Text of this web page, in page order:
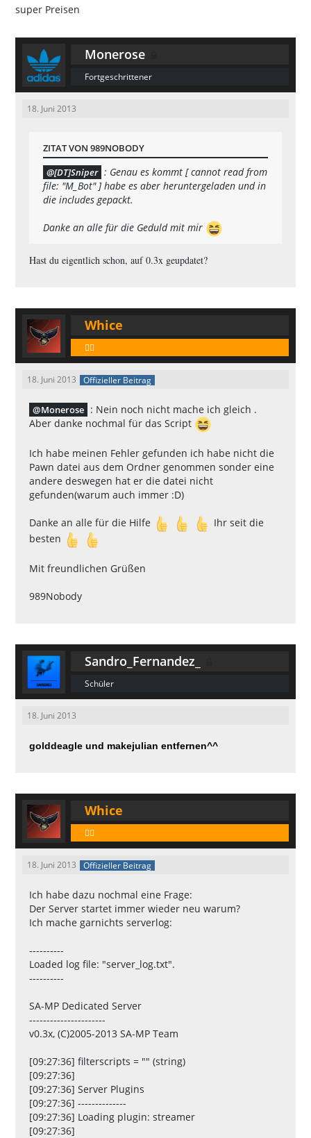
Monerose
Fortgeschrittener
18. Juni 2013
ZITAT VON 989NOBODY
[DT]Sniper : Genau es kommt [ cannot read from
file: "M_Bot" ] habe es aber heruntergeladen und in
die includes gepackt.
Danke an alle für die Geduld mit mir
Hast du eigentlich schon, auf 0.3x geupdatet?
Whice
🕵️‍♂️
18. Juni 2013 Offizieller Beitrag
Monerose : Nein noch nicht mache ich gleich .
Aber danke nochmal für das Script
Ich habe meinen Fehler gefunden ich habe nicht die
Pawn datei aus dem Ordner genommen sonder eine
andere deswegen hat er die datei nicht
gefunden(warum auch immer :D)
Danke an alle für die Hilfe
Ihr seit die
besten
Mit freundlichen Grüßen
989Nobody
Sandro_Fernandez_
Schüler
18. Juni 2013
golddeagle und makejulian entfernen^^
Whice
🕵️‍♂️
18. Juni 2013 Offizieller Beitrag
Ich habe dazu nochmal eine Frage:
Der Server startet immer wieder neu warum?
Ich mache garnichts serverlog:
----------
Loaded log file: "server_log.txt".
----------
SA-MP Dedicated Server
----------------------
v0.3x, (C)2005-2013 SA-MP Team
[09:27:36] filterscripts = "" (string)
[09:27:36]
[09:27:36] Server Plugins
[09:27:36] --------------
[09:27:36] Loading plugin: streamer
[09:27:36]